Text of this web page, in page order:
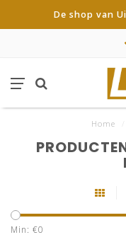
De shop van
Home
Min: €0